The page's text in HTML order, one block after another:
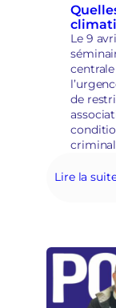
Le 9
de
delà
Lire la